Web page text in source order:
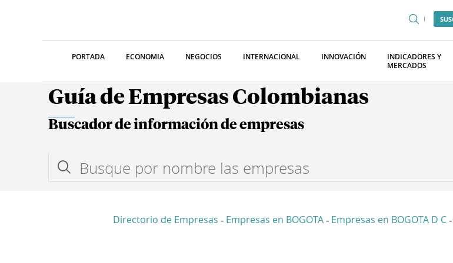
PORTADA ECONOMIA NEGOCIOS INTERNACIONAL INNOVACIÓN
INDICADORES Y
MERCADOS
Guía de Empresas Colombianas
Buscador de información de empresas
Directorio de Empresas - Empresas en BOGOTA - Empresas en BOGOTA D C -